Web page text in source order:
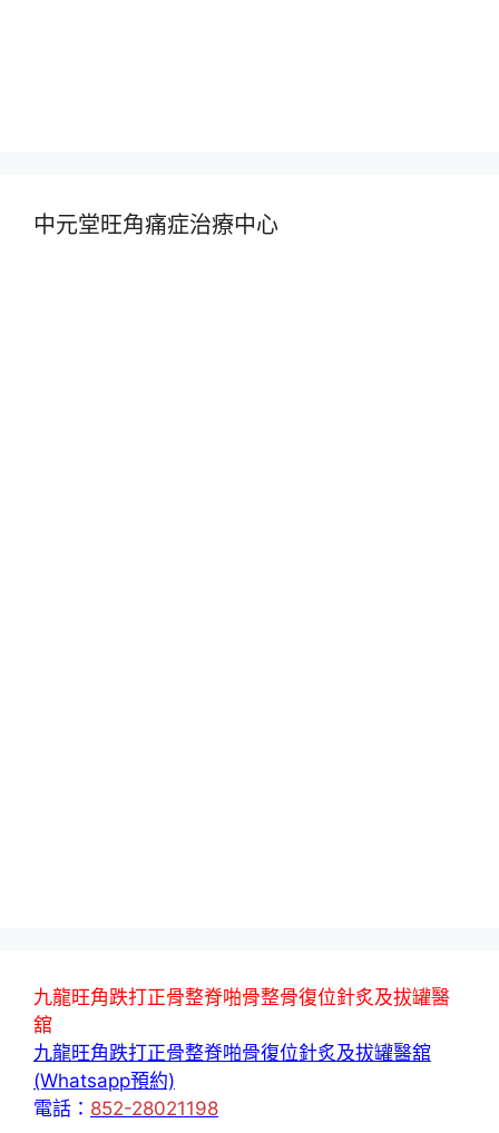
中元堂旺角痛症治療中心
九龍旺角跌打正骨整脊啪骨整骨復位針炙及拔罐醫
舘
九龍旺角跌打正骨整脊啪骨復位針炙及拔罐醫舘
(Whatsapp預約)
電話： 852-28021198